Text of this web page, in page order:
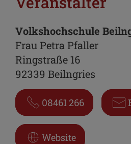
Volkshochschule
Frau Petra Pfaller
Ringstraße 16
92339 Beilngries
08461 266
Website